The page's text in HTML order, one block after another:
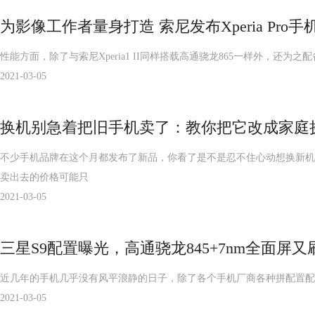
为影像工作者量身打造 索尼发布Xperia Pro手
性能方面，除了与索尼Xperia1 II同样搭载高通骁龙865一样外，还为之
2021-03-05
换机别急着把旧手机卖了：教你把它改成家庭
不少手机品牌在这个月都发布了新品，你看了是不是忍不住心动想换新
卖出去的价格可能只
2021-03-05
三星S9配置曝光，高通骁龙845+7nm全面屏
近几年的手机几乎没有风平浪静的日子，除了各个手机厂商各种拼配置
2021-03-05